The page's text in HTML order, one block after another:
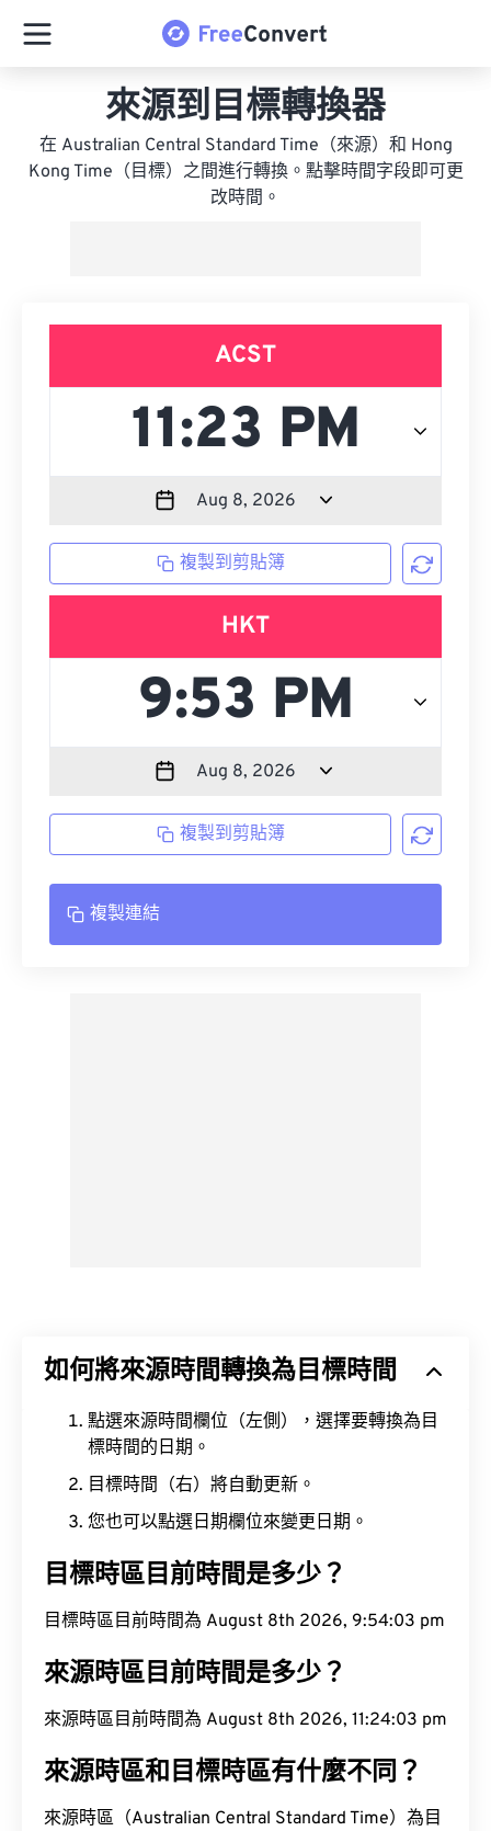
來源到目標轉換器
在 Australian Central Standard Time（來源）和 Hong
Kong Time（目標）之間進行轉換。點擊時間字段即可更
改時間。
ACST
複製到剪貼簿
HKT
複製到剪貼簿
複製連結
如何將來源時間轉換為目標時間
點選來源時間欄位（左側），選擇要轉換為目
標時間的日期。
目標時間（右）將自動更新。
您也可以點選日期欄位來變更日期。
目標時區目前時間是多少？
目標時區目前時間為 August 8th 2026, 9:54:04 pm
來源時區目前時間是多少？
來源時區目前時間為 August 8th 2026, 11:24:04 pm
來源時區和目標時區有什麼不同？
來源時區（Australian Central Standard Time）為目